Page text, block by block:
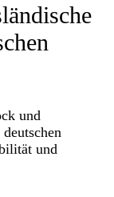
und
und